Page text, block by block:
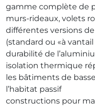
gamme complète de
murs-rideaux, volets
différentes versions
(standard ou «à vantail
durabilité de
isolation thermique
les bâtiments de
l’habitat passif
constructions pour